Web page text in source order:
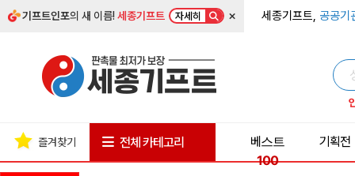
기프트인포의 새 이름!세종기프트 자세히 × 세종기프트, 공공기
즐겨찾기 전체 카테고리
베스트
100
기획전